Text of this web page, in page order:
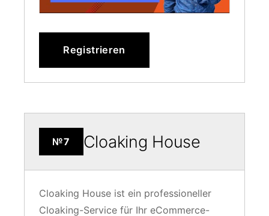
Registrieren
№7 Cloaking House
Cloaking House ist ein professioneller
Cloaking-Service für Ihr eCommerce-